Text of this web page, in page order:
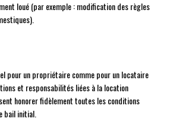
loué (par exemple : modification des règles
pour un propriétaire comme pour un locataire
et responsabilités liées à la location
honorer fidèlement toutes les conditions
bail initial.